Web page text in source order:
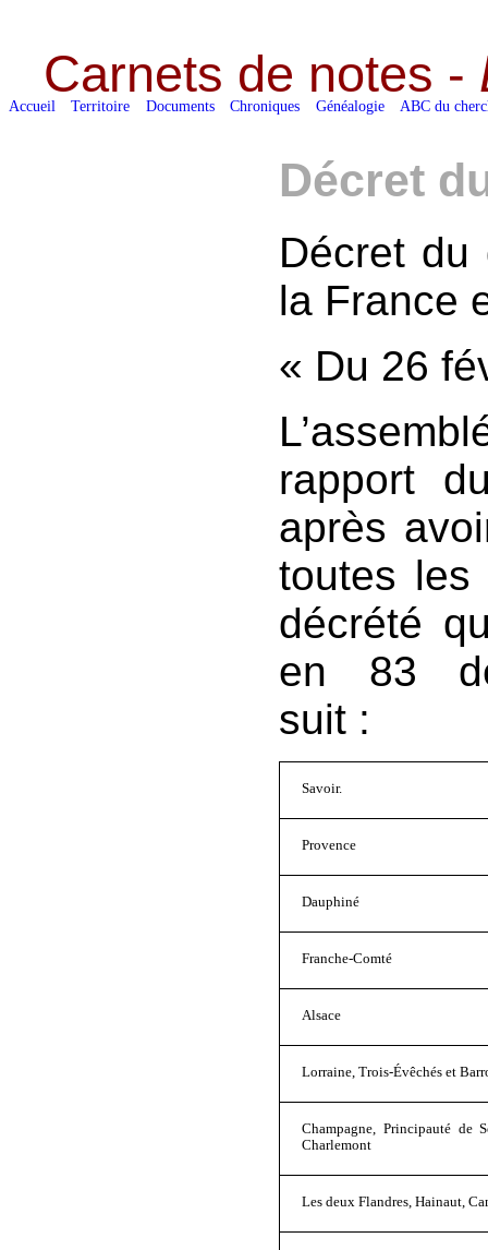
Carnets de notes -
Accueil Territoire Documents Chroniques Généalogie ABC du
Décret
Décret
la France
« Du 26
rapport
après
toutes les
décrété
en 83
suit :
Savoir.
Provence
Dauphiné
Franche-Comté
Alsace
Lorraine, Trois-Évêchés et
Champagne, Principauté de
Charlemont
Les deux Flandres, Hainaut,